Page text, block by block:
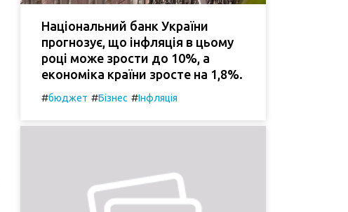
Національний банк України
прогнозує, що інфляція в цьому
році може зрости до 10%, а
економіка країни зросте на 1,8%.
#бюджет #Бізнес #Інфляція